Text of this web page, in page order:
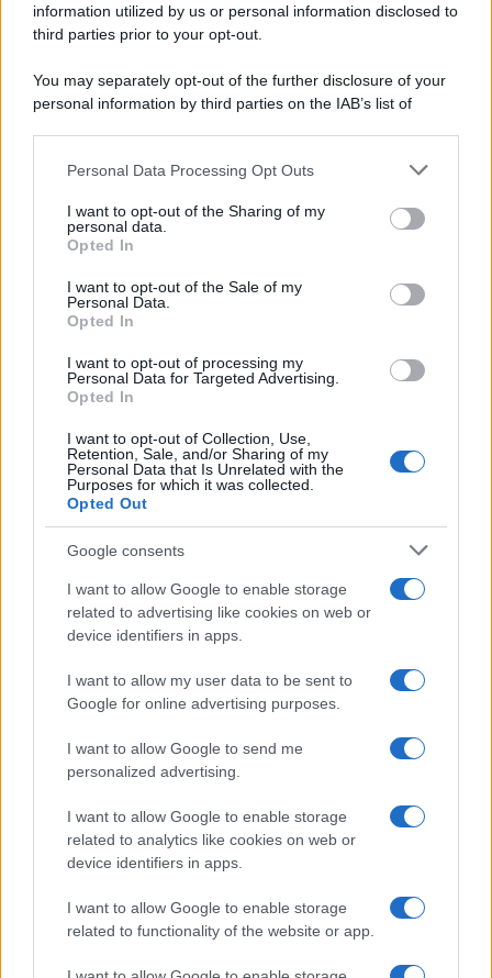
information utilized by us or personal information disclosed to
third parties prior to your opt-out.
You may separately opt-out of the further disclosure of your
personal information by third parties on the IAB’s list of
This information may also be disclosed by us to third parties
disclose it to other third parties.
Please note that this website/app uses one or more Google
services and may gather and store information including but
not limited to your visit or usage behaviour. You may click to
grant or deny consent to Google and its third-party tags to
consent section.
Personal Data Processing Opt Outs
I want to opt-out of the Sharing of my
personal data.
Opted In
I want to opt-out of the Sale of my
Personal Data.
Opted In
I want to opt-out of processing my
Personal Data for Targeted Advertising.
Opted In
I want to opt-out of Collection, Use,
Retention, Sale, and/or Sharing of my
Personal Data that Is Unrelated with the
Purposes for which it was collected.
Opted Out
Google consents
I want to allow Google to enable storage
related to advertising like cookies on web or
device identifiers in apps.
I want to allow my user data to be sent to
Google for online advertising purposes.
I want to allow Google to send me
personalized advertising.
I want to allow Google to enable storage
related to analytics like cookies on web or
device identifiers in apps.
I want to allow Google to enable storage
related to functionality of the website or app.